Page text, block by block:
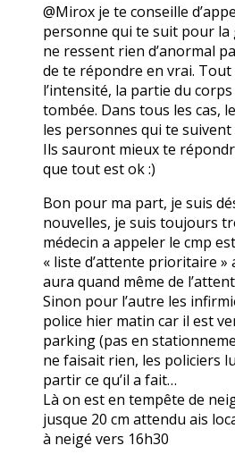
@Mirox je te conseille
personne qui te suit pour la
ne ressent rien d’anormal
de te répondre en vrai. Tout
l’intensité, la partie du
tombée. Dans tous les cas,
les personnes qui te
Ils sauront mieux te
que tout est ok :)
Bon pour ma part, je suis
nouvelles, je suis toujours
médecin a appeler le cmp
« liste d’attente prioritaire
aura quand même de
Sinon pour l’autre les
police hier matin car il est
parking (pas en
ne faisait rien, les policiers
partir ce qu’il a fait…
Là on est en tempête de
jusque 20 cm attendu ais
à neigé vers 16h30